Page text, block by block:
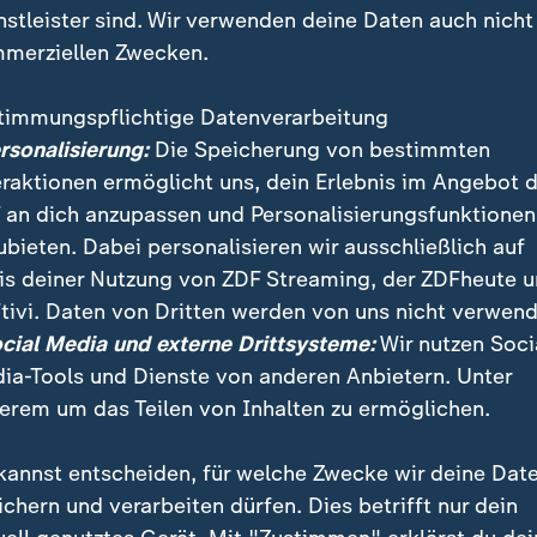
die israelische Armee ihren Einsatz gegen
Hamas fort. Später griff sie mit einer Rakete ein
sind. Wir verwenden deine Daten auch nicht
Zwecken.
Datenverarbeitung
Die Speicherung von bestimmten
ermöglicht uns, dein Erlebnis im Angebot
an dich anzupassen und Personalisierungsfunktionen
Dabei personalisieren wir ausschließlich auf
deiner Nutzung von ZDF Streaming, der ZDFheute
Daten von Dritten werden von uns nicht
Media und externe Drittsysteme:Wir nutzen
Tools und Dienste von anderen Anbietern. Unter
um das Teilen von Inhalten zu ermöglichen.
entscheiden, für welche Zwecke wir deine
und verarbeiten dürfen. Dies betrifft nur dein